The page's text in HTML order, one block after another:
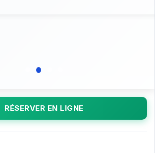
RÉSERVER EN LIGNE